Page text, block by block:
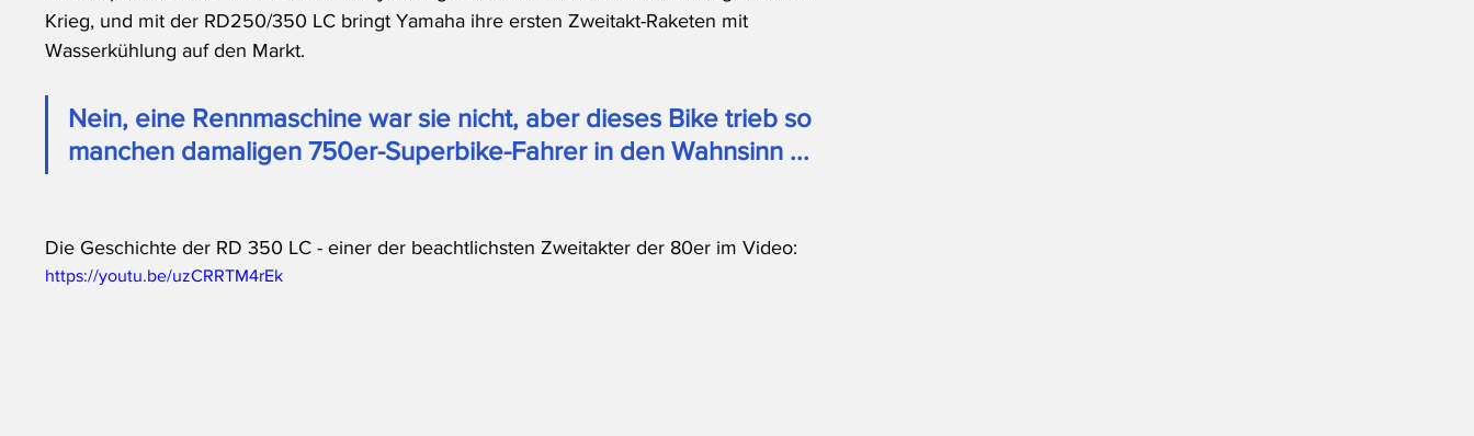
Krieg, und mit der RD250/350 LC bringt Yamaha ihre ersten Zweitakt-Raketen mit
Wasserkühlung auf den Markt.
Nein, eine Rennmaschine war sie nicht, aber dieses Bike trieb so
manchen damaligen 750er-Superbike-Fahrer in den Wahnsinn ...
Die Geschichte der RD 350 LC - einer der beachtlichsten Zweitakter der 80er im Video:
https://youtu.be/uzCRRTM4rEk